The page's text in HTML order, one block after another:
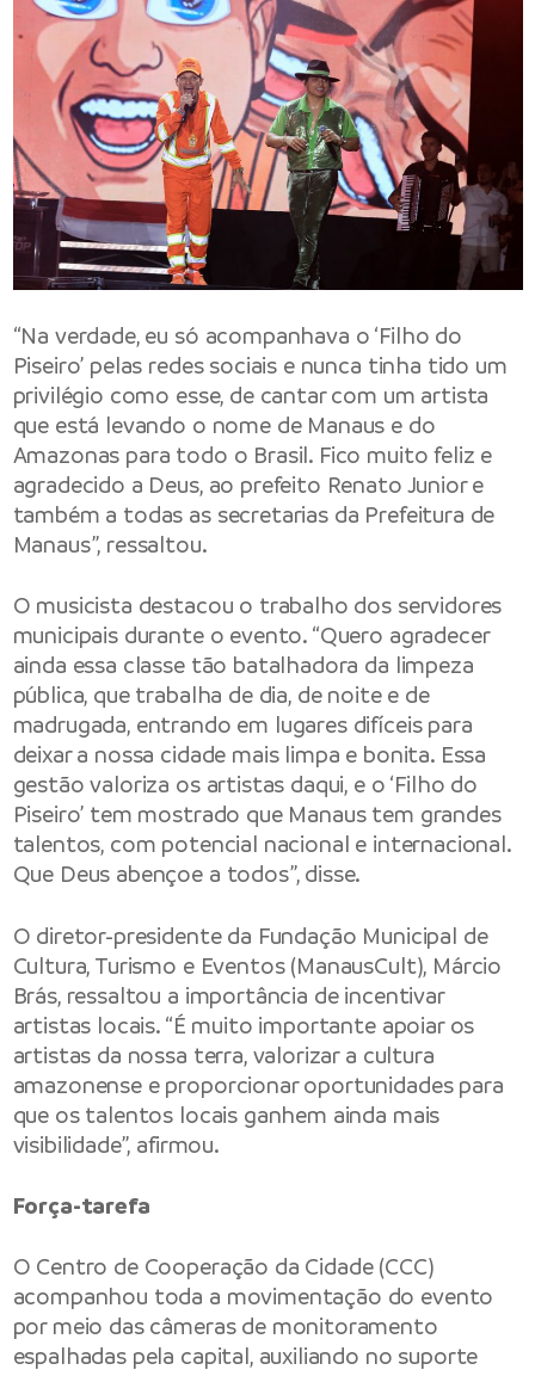
“Na verdade, eu só acompanhava o ‘Filho do
Piseiro’ pelas redes sociais e nunca tinha tido um
privilégio como esse, de cantar com um artista
que está levando o nome de Manaus e do
Amazonas para todo o Brasil. Fico muito feliz e
agradecido a Deus, ao prefeito Renato Junior e
também a todas as secretarias da Prefeitura de
Manaus”, ressaltou.
O musicista destacou o trabalho dos servidores
municipais durante o evento. “Quero agradecer
ainda essa classe tão batalhadora da limpeza
pública, que trabalha de dia, de noite e de
madrugada, entrando em lugares difíceis para
deixar a nossa cidade mais limpa e bonita. Essa
gestão valoriza os artistas daqui, e o ‘Filho do
Piseiro’ tem mostrado que Manaus tem grandes
talentos, com potencial nacional e internacional.
Que Deus abençoe a todos”, disse.
O diretor-presidente da Fundação Municipal de
Cultura, Turismo e Eventos (ManausCult), Márcio
Brás, ressaltou a importância de incentivar
artistas locais. “É muito importante apoiar os
artistas da nossa terra, valorizar a cultura
amazonense e proporcionar oportunidades para
que os talentos locais ganhem ainda mais
visibilidade”, afirmou.
Força-tarefa
O Centro de Cooperação da Cidade (CCC)
acompanhou toda a movimentação do evento
por meio das câmeras de monitoramento
espalhadas pela capital, auxiliando no suporte